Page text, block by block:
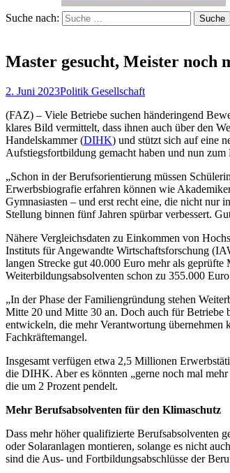
Suche nach:
Master gesucht, Meister noch
2. Juni 2023Politik Gesellschaft
(FAZ) – Viele Betriebe suchen händeringend
klares Bild vermittelt, dass ihnen auch über den
Handelskammer (DIHK) und stützt sich auf eine
Aufstiegsfortbildung gemacht haben und nun
„Schon in der Berufsorientierung müssen
Erwerbsbiografie erfahren können wie
Gymnasiasten – und erst recht eine, die nicht
Stellung binnen fünf Jahren spürbar verbessert.
Nähere Vergleichsdaten zu Einkommen von
Instituts für Angewandte Wirtschaftsforschung
langen Strecke gut 40.000 Euro mehr als
Weiterbildungsabsolventen schon zu 355.000
„In der Phase der Familiengründung stehen
Mitte 20 und Mitte 30 an. Doch auch für Betriebe
entwickeln, die mehr Verantwortung übernehmen
Fachkräftemangel.
Insgesamt verfügen etwa 2,5 Millionen
die DIHK. Aber es könnten „gerne noch mal
die um 2 Prozent pendelt.
Mehr Berufsabsolventen für den Klimaschutz
Dass mehr höher qualifizierte Berufsabsolventen
oder Solaranlagen montieren, solange es nicht
sind die Aus- und Fortbildungsabschlüsse der